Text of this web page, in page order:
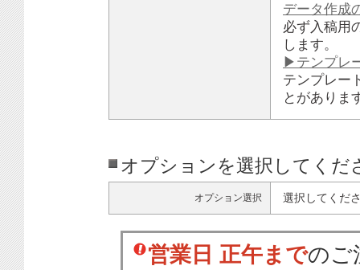
データ作成
必ず入稿用
します。
▶テンプレ
テンプレー
とがありま
オプションを選択してくだ
オプション選択 選択してくだ
営業日 正午までのご